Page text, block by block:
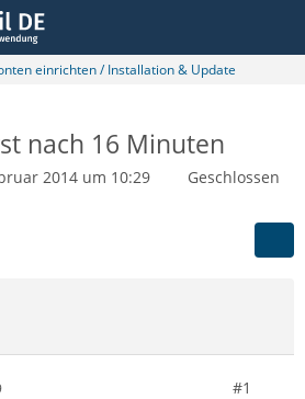
einrichten / Installation & Update
nach 16 Minuten
2014 um 10:29
Geschlossen
#1